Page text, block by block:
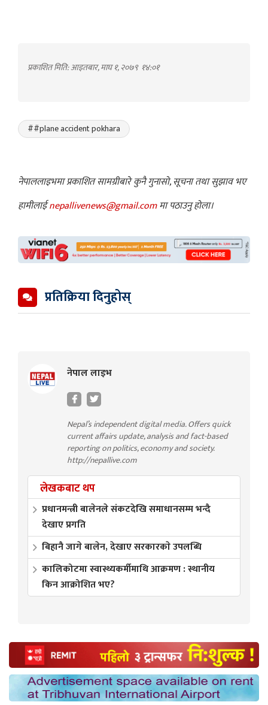
प्रकाशित मिति: आइतबार, माघ १, २०७९ १४:०१
##plane accident pokhara
नेपाललाइभमा प्रकाशित सामग्रीबारे कुनै गुनासो, सूचना तथा सुझाव भए
हामीलाईnepallivenews@gmail.comमा पठाउनु होला।
प्रतिक्रिया दिनुहोस्
नेपाल लाइभ
Nepal’s independent digital media. Offers quick
current affairs update, analysis and fact-based
reporting on politics, economy and society.
http://nepallive.com
लेखकबाट थप
प्रधानमन्त्री बालेनले संकटदेखि समाधानसम्म भन्दै
देखाए प्रगति
बिहानै जागे बालेन, देखाए सरकारकाे उपलब्धि
कालिकोटमा स्वास्थ्यकर्मीमाथि आक्रमण : स्थानीय
किन आक्रोशित भए?